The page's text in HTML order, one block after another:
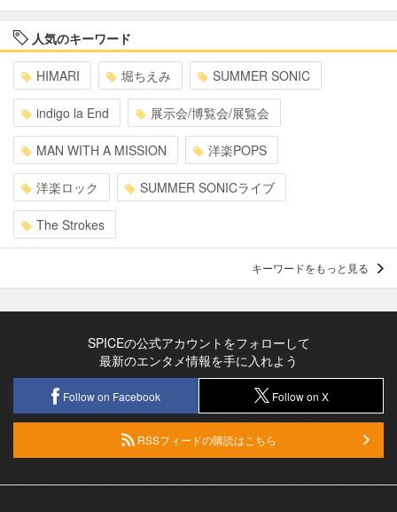
人気のキーワード
HIMARI 堀ちえみ SUMMER SONIC
indigo la End 展示会/博覧会/展覧会
MAN WITH A MISSION 洋楽POPS
洋楽ロック SUMMER SONICライブ
The Strokes
キーワードをもっと見る
SPICEの公式アカウントをフォローして
最新のエンタメ情報を手に入れよう
Follow on Facebook Follow on X
RSSフィードの購読はこちら